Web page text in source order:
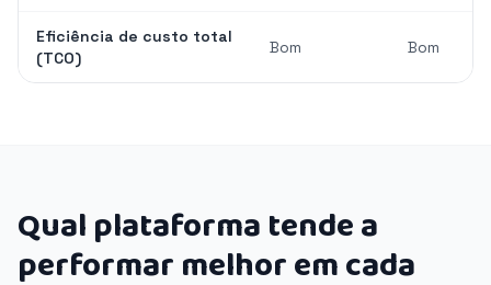
Eficiência de custo total
(TCO)
Bom Bom
Qual plataforma tende a
performar melhor em cada